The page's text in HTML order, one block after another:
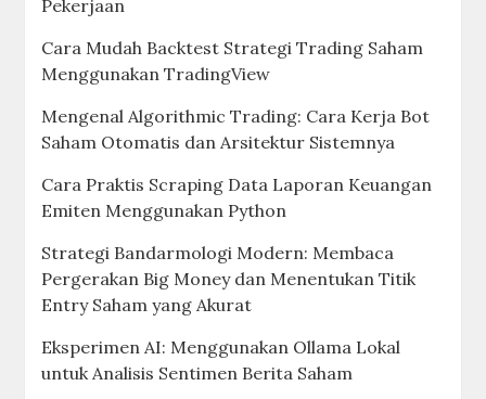
Pekerjaan
Cara Mudah Backtest Strategi Trading Saham
Menggunakan TradingView
Mengenal Algorithmic Trading: Cara Kerja Bot
Saham Otomatis dan Arsitektur Sistemnya
Cara Praktis Scraping Data Laporan Keuangan
Emiten Menggunakan Python
Strategi Bandarmologi Modern: Membaca
Pergerakan Big Money dan Menentukan Titik
Entry Saham yang Akurat
Eksperimen AI: Menggunakan Ollama Lokal
untuk Analisis Sentimen Berita Saham